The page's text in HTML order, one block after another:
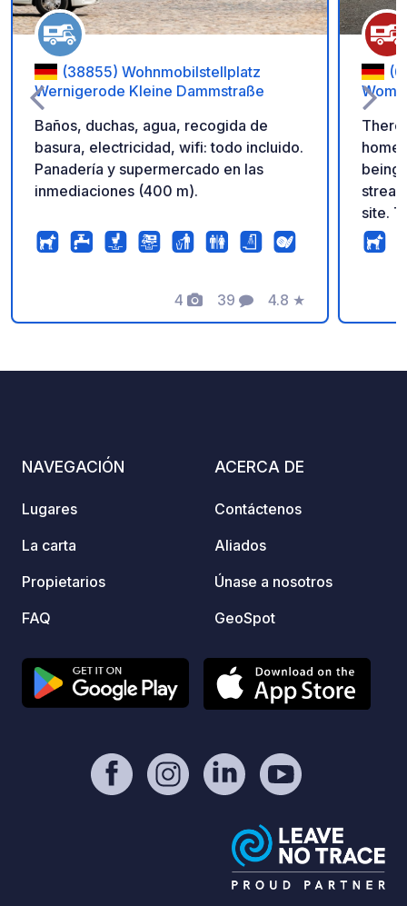
(38855) Wohnmobilstellplatz
Wernigerode Kleine Dammstraße
Baños, duchas, agua, recogida de
basura, electricidad, wifi: todo incluido.
Panadería y supermercado en las
inmediaciones (400 m).
4
Fotos
39
Comentarios
4.8
Calificación
★
There
being
site.
in the
NAVEGACIÓN
Lugares
La carta
Propietarios
FAQ
ACERCA DE
Contáctenos
Aliados
Únase a nosotros
GeoSpot